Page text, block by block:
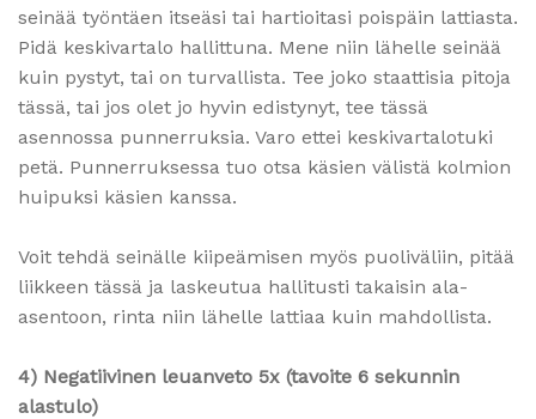
seinää työntäen itseäsi tai hartioitasi poispäin lattiasta.
Pidä keskivartalo hallittuna. Mene niin lähelle seinää
kuin pystyt, tai on turvallista. Tee joko staattisia pitoja
tässä, tai jos olet jo hyvin edistynyt, tee tässä
asennossa punnerruksia. Varo ettei keskivartalotuki
petä. Punnerruksessa tuo otsa käsien välistä kolmion
huipuksi käsien kanssa.
Voit tehdä seinälle kiipeämisen myös puoliväliin, pitää
liikkeen tässä ja laskeutua hallitusti takaisin ala-
asentoon, rinta niin lähelle lattiaa kuin mahdollista.
4) Negatiivinen leuanveto 5x (tavoite 6 sekunnin
alastulo)